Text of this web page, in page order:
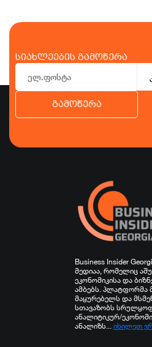
სიახლეების გამოწერა
გამოწერა
Business Insider
მედიაა, რომელიც
ეკონომიკისა და
ამბებს. პლატფორმა
მაყურებელს და
სთავაზობს
ანალიტიკურ/
ანალიზს... იხილეთ